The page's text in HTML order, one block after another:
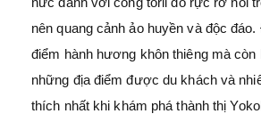
nên quang cảnh ảo huyền và độc
điểm hành hương khôn thiêng mà còn
những địa điểm được du khách và
thích nhất khi khám phá thành thị